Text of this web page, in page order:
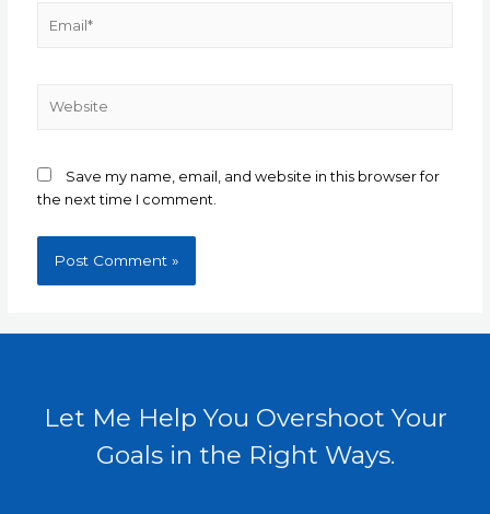
Save my name, email, and website in this browser for
the next time I comment.
Let Me Help You Overshoot Your
Goals in the Right Ways.